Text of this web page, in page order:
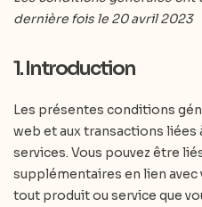
dernière fois le 20 avril 2023
1. Introduction
Les présentes conditions
web et aux transactions liées
services. Vous pouvez être
supplémentaires en lien avec
tout produit ou service que